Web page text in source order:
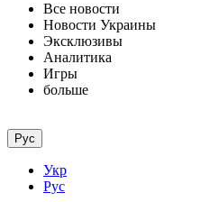
Все новости
Новости Украины
Эксклюзивы
Аналитика
Игры
больше
Рус
Укр
Рус